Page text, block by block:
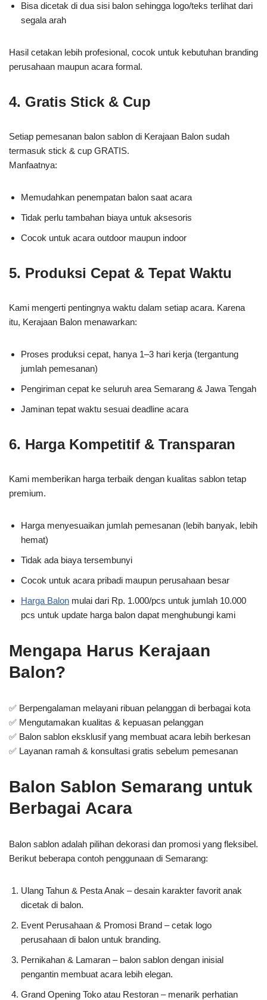
Bisa dicetak di dua sisi balon sehingga logo/teks terlihat dari
segala arah
Hasil cetakan lebih profesional, cocok untuk kebutuhan branding
perusahaan maupun acara formal.
4. Gratis Stick & Cup
Setiap pemesanan balon sablon di Kerajaan Balon sudah
termasuk stick & cup GRATIS.
Manfaatnya:
Memudahkan penempatan balon saat acara
Tidak perlu tambahan biaya untuk aksesoris
Cocok untuk acara outdoor maupun indoor
5. Produksi Cepat & Tepat Waktu
Kami mengerti pentingnya waktu dalam setiap acara. Karena
itu, Kerajaan Balon menawarkan:
Proses produksi cepat, hanya 1–3 hari kerja (tergantung
jumlah pemesanan)
Pengiriman cepat ke seluruh area Semarang & Jawa Tengah
Jaminan tepat waktu sesuai deadline acara
6. Harga Kompetitif & Transparan
Kami memberikan harga terbaik dengan kualitas sablon tetap
premium.
Harga menyesuaikan jumlah pemesanan (lebih banyak, lebih
hemat)
Tidak ada biaya tersembunyi
Cocok untuk acara pribadi maupun perusahaan besar
Harga Balon mulai dari Rp. 1.000/pcs untuk jumlah 10.000
pcs untuk update harga balon dapat menghubungi kami
Mengapa Harus Kerajaan
Balon?
✅ Berpengalaman melayani ribuan pelanggan di berbagai kota
✅ Mengutamakan kualitas & kepuasan pelanggan
✅ Balon sablon eksklusif yang membuat acara lebih berkesan
✅ Layanan ramah & konsultasi gratis sebelum pemesanan
Balon Sablon Semarang untuk
Berbagai Acara
Balon sablon adalah pilihan dekorasi dan promosi yang fleksibel.
Berikut beberapa contoh penggunaan di Semarang:
Ulang Tahun & Pesta Anak – desain karakter favorit anak
dicetak di balon.
Event Perusahaan & Promosi Brand – cetak logo
perusahaan di balon untuk branding.
Pernikahan & Lamaran – balon sablon dengan inisial
pengantin membuat acara lebih elegan.
Grand Opening Toko atau Restoran – menarik perhatian